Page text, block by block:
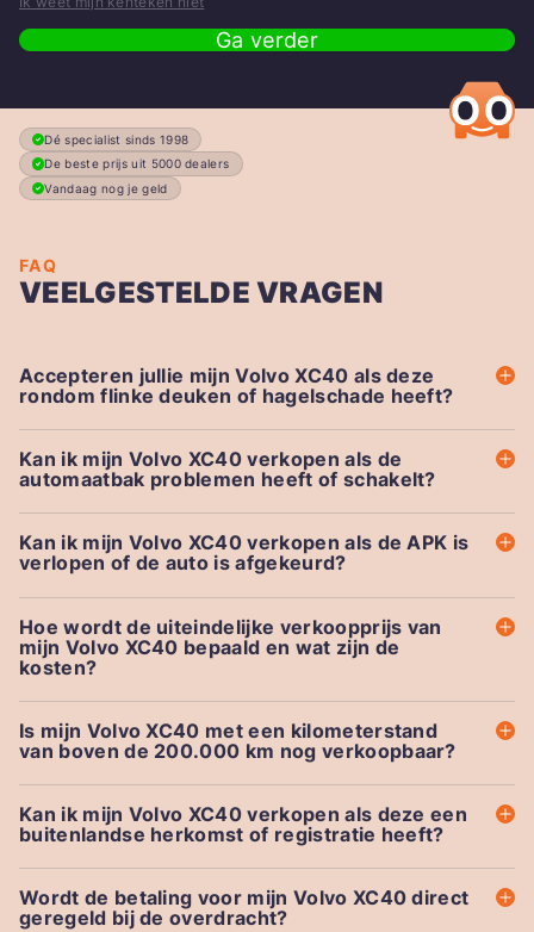
Ga verder
Dé specialist sinds 1998
De beste prijs uit 5000 dealers
Vandaag nog je geld
FAQ
VEELGESTELDE VRAGEN
Accepteren jullie mijn Volvo XC40 als deze
rondom flinke deuken of hagelschade heeft?
Kan ik mijn Volvo XC40 verkopen als de
automaatbak problemen heeft of schakelt?
Kan ik mijn Volvo XC40 verkopen als de APK is
verlopen of de auto is afgekeurd?
Hoe wordt de uiteindelijke verkoopprijs van
mijn Volvo XC40 bepaald en wat zijn de
kosten?
Is mijn Volvo XC40 met een kilometerstand
van boven de 200.000 km nog verkoopbaar?
Kan ik mijn Volvo XC40 verkopen als deze een
buitenlandse herkomst of registratie heeft?
Wordt de betaling voor mijn Volvo XC40 direct
geregeld bij de overdracht?